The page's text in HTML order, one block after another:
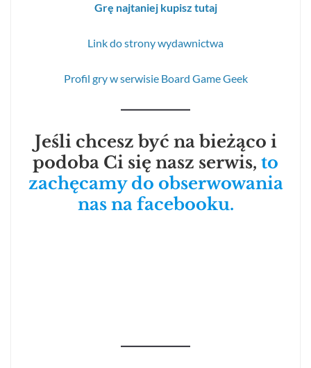
Grę najtaniej kupisz tutaj
Link do strony wydawnictwa
Profil gry w serwisie Board Game Geek
Jeśli chcesz być na bieżąco i
podoba Ci się nasz serwis, to
zachęcamy do obserwowania
nas na facebooku.